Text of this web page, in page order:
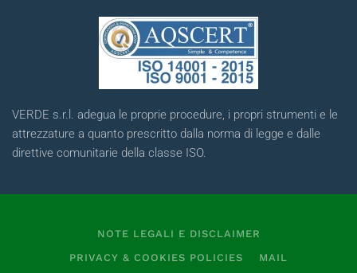
VERDE s.r.l. adegua le proprie procedure, i propri strumenti e le
attrezzature a quanto prescritto dalla norma di legge e dalle
direttive comunitarie della classe ISO.
NOTE LEGALI E DISCLAIMER
PRIVACY & COOKIES POLICIES
MAIL